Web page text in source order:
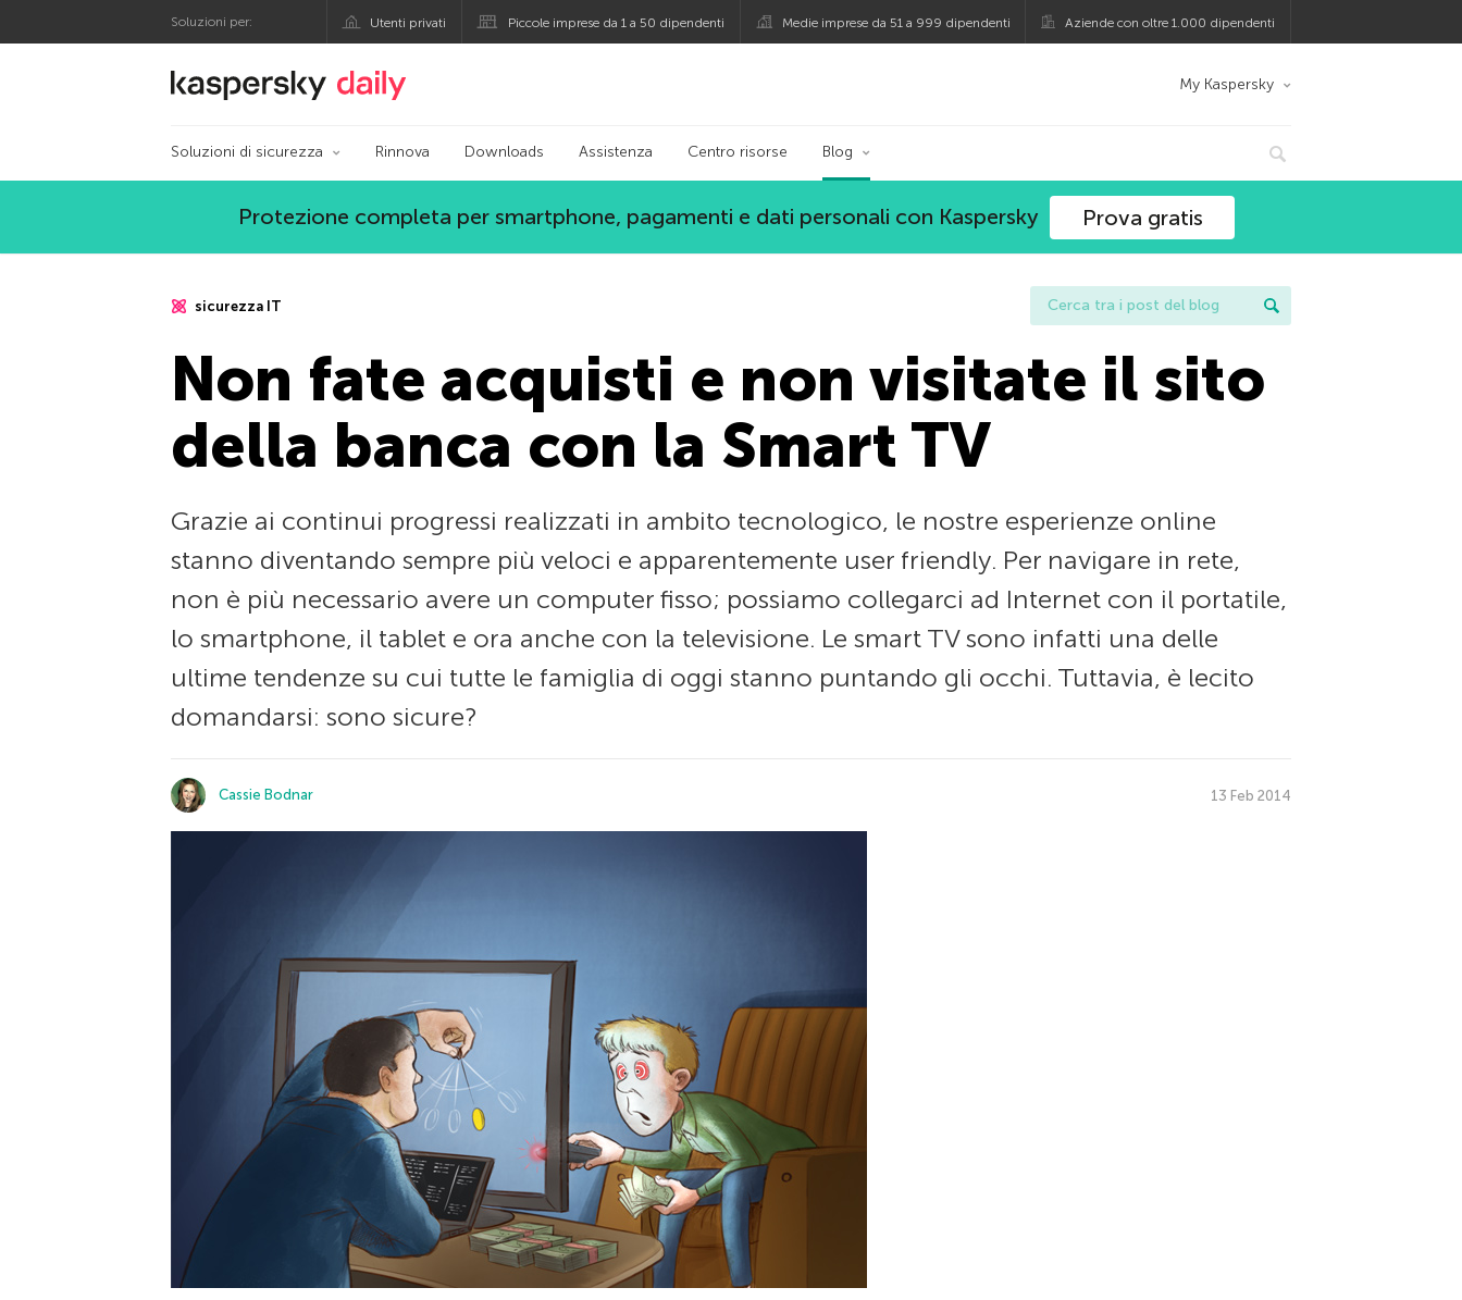
Soluzioni per: Utenti privati Piccole imprese da 1 a 50 dipendenti Medie imprese da 51 a 999 dipendenti Aziende con oltre 1.000 dipendenti
Blog ufficiale di Kaspersky My Kaspersky
Soluzioni di sicurezza Rinnova Downloads Assistenza Centro risorse Blog
Protezione completa per smartphone, pagamenti e dati personali con Kaspersky Prova gratis
sicurezza IT
Non fate acquisti e non visitate il sito
della banca con la Smart TV
Grazie ai continui progressi realizzati in ambito tecnologico, le nostre esperienze online
stanno diventando sempre più veloci e apparentemente user friendly. Per navigare in rete,
non è più necessario avere un computer fisso; possiamo collegarci ad Internet con il portatile,
lo smartphone, il tablet e ora anche con la televisione. Le smart TV sono infatti una delle
ultime tendenze su cui tutte le famiglia di oggi stanno puntando gli occhi. Tuttavia, è lecito
domandarsi: sono sicure?
Cassie Bodnar 13 Feb 2014